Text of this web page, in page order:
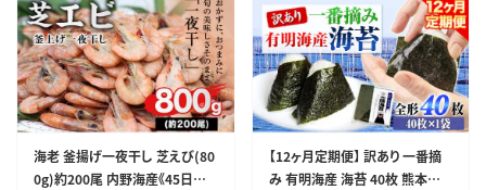
海老 釜揚げ一夜干し 芝えび(80
0g)約200尾 内野海産《45日以
【12ヶ月定期便】 訳あり 一番摘
み 有明海産 海苔 40枚 熊本県